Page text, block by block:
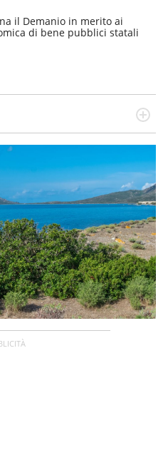
il Demanio in merito ai
di bene pubblici statali
oltre dieci anni si occupa di
di sport, attualità,
e videogame.